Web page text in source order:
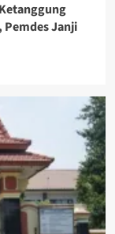
Janji